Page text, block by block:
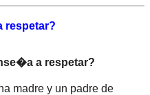
respetar?
a respetar?
madre y un padre de